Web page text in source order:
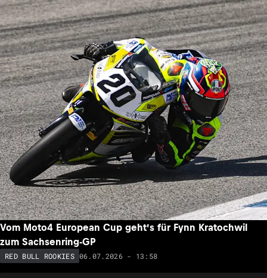
Vom Moto4 European Cup geht’s für Fynn Kratochwil
zum Sachsenring-GP
RED BULL ROOKIES 06.07.2026 - 13:58